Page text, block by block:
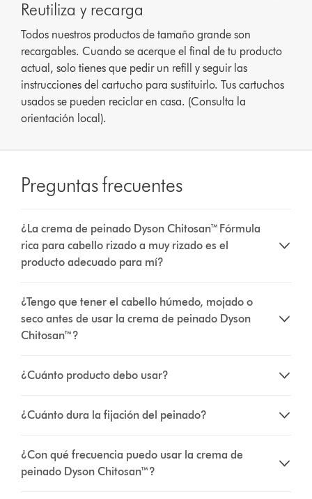
Reutiliza y recarga
Todos nuestros productos de tamaño grande son
recargables. Cuando se acerque el final de tu producto
actual, solo tienes que pedir un refill y seguir las
instrucciones del cartucho para sustituirlo. Tus cartuchos
usados se pueden reciclar en casa. (Consulta la
orientación local).
Preguntas frecuentes
¿La crema de peinado Dyson Chitosan™ Fórmula
rica para cabello rizado a muy rizado es el
producto adecuado para mí?
¿Tengo que tener el cabello húmedo, mojado o
seco antes de usar la crema de peinado Dyson
Chitosan™?
¿Cuánto producto debo usar?
¿Cuánto dura la fijación del peinado?
¿Con qué frecuencia puedo usar la crema de
peinado Dyson Chitosan™?